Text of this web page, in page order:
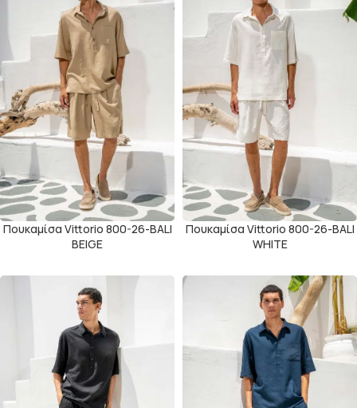
Πουκαμίσα Vittorio 800-26-BALI
BEIGE
Πουκαμίσα Vittorio 800-26-BALI
WHITE